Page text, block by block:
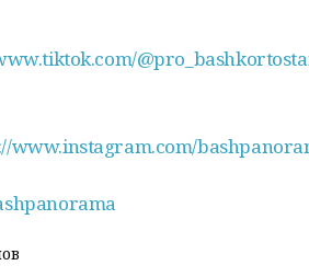
www.instagram.com/